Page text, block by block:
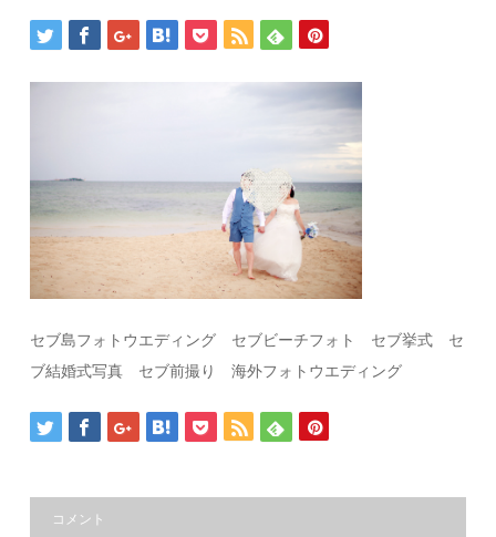
セブ島フォトウエディング セブビーチフォト セブ挙式 セ
ブ結婚式写真 セブ前撮り 海外フォトウエディング
コメント